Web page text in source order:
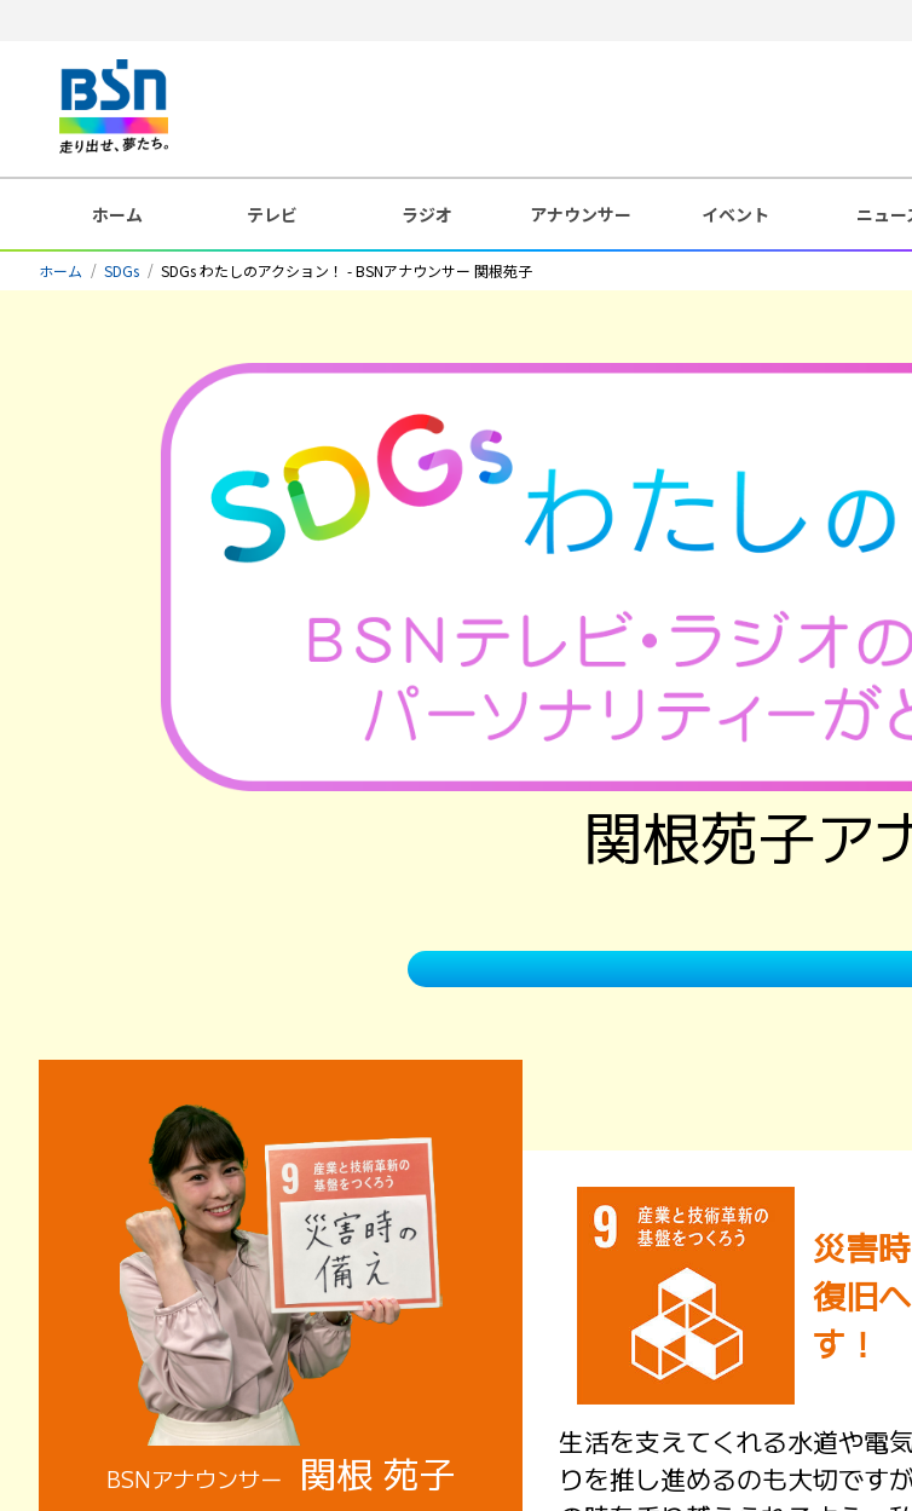
ホーム テレビ ラジオ アナウンサー イベント ニュー
ホーム SDGs SDGs わたしのアクション！ - BSNアナウンサー 関根苑子
関根苑子ア
災害
復旧
す！
生活を支えてくれる水道や電
りを推し進めるのも大切です
BSNアナウンサー 関根 苑子